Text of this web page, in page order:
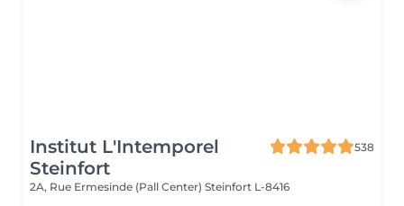
Institut L'Intemporel
Steinfort
538
2A, Rue Ermesinde (Pall Center) Steinfort L-8416